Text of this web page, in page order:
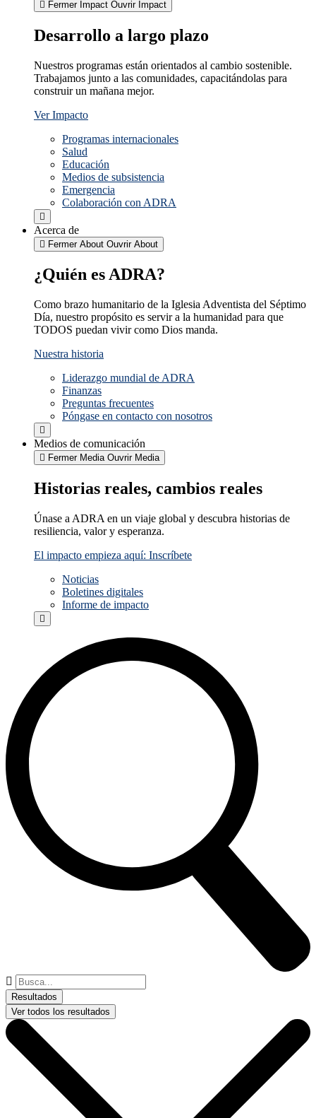
Fermer Impact Ouvrir Impact
Desarrollo a largo plazo
Nuestros programas están orientados al cambio sostenible.
Trabajamos junto a las comunidades, capacitándolas para
construir un mañana mejor.
Ver Impacto
Programas internacionales
Salud
Educación
Medios de subsistencia
Emergencia
Colaboración con ADRA
Acerca de
Fermer About Ouvrir About
¿Quién es ADRA?
Como brazo humanitario de la Iglesia Adventista del Séptimo
Día, nuestro propósito es servir a la humanidad para que
TODOS puedan vivir como Dios manda.
Nuestra historia
Liderazgo mundial de ADRA
Finanzas
Preguntas frecuentes
Póngase en contacto con nosotros
Medios de comunicación
Fermer Media Ouvrir Media
Historias reales, cambios reales
Únase a ADRA en un viaje global y descubra historias de
resiliencia, valor y esperanza.
El impacto empieza aquí: Inscríbete
Noticias
Boletines digitales
Informe de impacto
Buscar
...Resultados
Ver todos los resultados